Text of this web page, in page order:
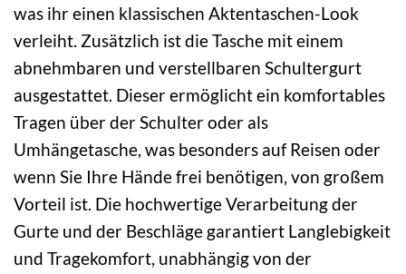
was ihr einen klassischen Aktentaschen-Look
verleiht. Zusätzlich ist die Tasche mit einem
abnehmbaren und verstellbaren Schultergurt
ausgestattet. Dieser ermöglicht ein komfortables
Tragen über der Schulter oder als
Umhängetasche, was besonders auf Reisen oder
wenn Sie Ihre Hände frei benötigen, von großem
Vorteil ist. Die hochwertige Verarbeitung der
Gurte und der Beschläge garantiert Langlebigkeit
und Tragekomfort, unabhängig von der